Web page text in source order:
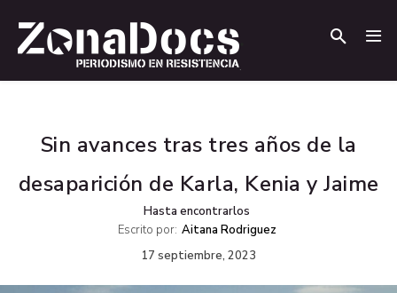
Sin avances tras tres años de la
desaparición de Karla, Kenia y Jaime
Hasta encontrarlos
Escrito por: Aitana Rodriguez
17 septiembre, 2023